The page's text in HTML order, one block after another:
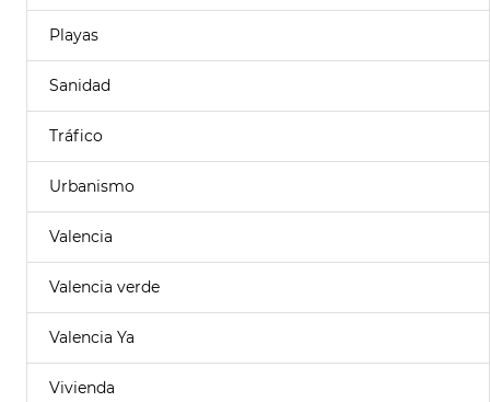
Playas
Sanidad
Tráfico
Urbanismo
Valencia
Valencia verde
Valencia Ya
Vivienda